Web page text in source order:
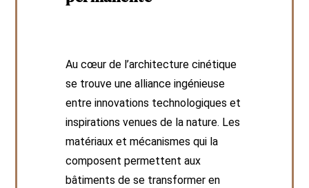
Au cœur de l’architecture cinétique
se trouve une alliance ingénieuse
entre innovations technologiques et
inspirations venues de la nature. Les
matériaux et mécanismes qui la
composent permettent aux
bâtiments de se transformer en